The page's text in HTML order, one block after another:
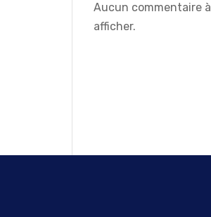
Aucun commentaire à
afficher.